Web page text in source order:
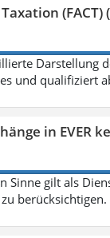
(FACT)
Darstellung
und qualifiziert
in EVER
Sinne gilt als
berücksichtigen.